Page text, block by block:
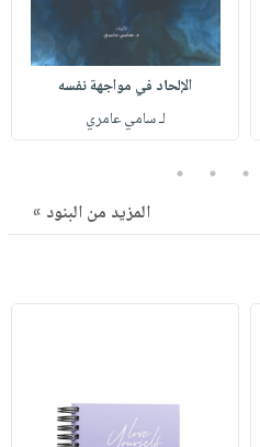
الإلحاد في مواجهة نفسه
لـ سامي عامري
3
4
5
المزيد من البنود »